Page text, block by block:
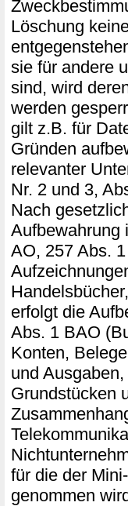
Löschung
sie für andere
sind, wird
werden
gilt z.B. für
Gründen
relevanter
Nr. 2 und 3,
Nach
Aufbewahrung
AO, 257 Abs.
erfolgt die
Abs. 1 BAO
Konten,
und
Grundstücken
für die der
genommen